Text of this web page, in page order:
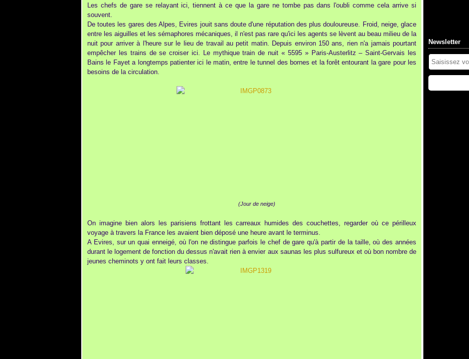
Les chefs de gare se relayant ici, tiennent à ce que la gare ne tombe pas dans l'oubli comme cela arrive si
souvent.
De toutes les gares des Alpes, Evires jouit sans doute d'une réputation des plus douloureuse. Froid, neige, glace
entre les aiguilles et les sémaphores mécaniques, il n'est pas rare qu'ici les agents se lèvent au beau milieu de la
nuit pour arriver à l'heure sur le lieu de travail au petit matin. Depuis environ 150 ans, rien n'a jamais pourtant
empêcher les trains de se croiser ici. Le mythique train de nuit « 5595 » Paris-Austerlitz – Saint-Gervais les
Bains le Fayet a longtemps patienter ici le matin, entre le tunnel des bornes et la forêt entourant la gare pour les
besoins de la circulation.
(Jour de neige)
On imagine bien alors les parisiens frottant les carreaux humides des couchettes, regarder où ce périlleux
voyage à travers la France les avaient bien déposé une heure avant le terminus.
A Evires, sur un quai enneigé, où l'on ne distingue parfois le chef de gare qu'à partir de la taille, où des années
durant le logement de fonction du dessus n'avait rien à envier aux saunas les plus sulfureux et où bon nombre de
jeunes cheminots y ont fait leurs classes.
Newsletter